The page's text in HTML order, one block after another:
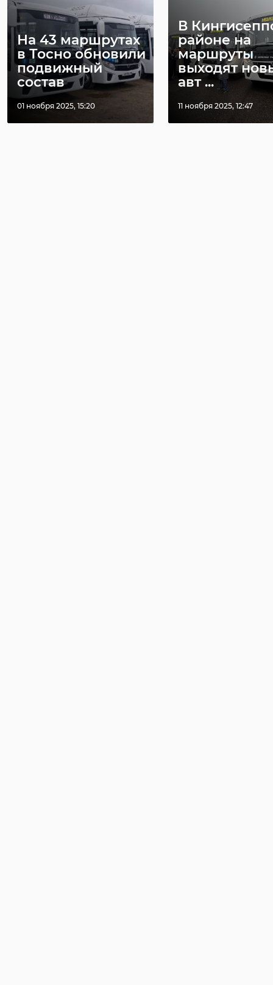
На 43 маршрутах
в Тосно обновили
подвижный
состав
01 ноября 2025, 15:20
В
районе на
маршруты
выходят
авт ...
11 ноября 2025, 12:47